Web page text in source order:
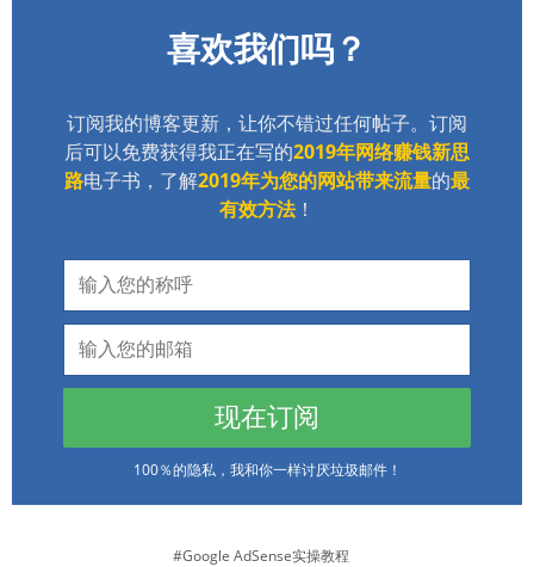
喜欢我们吗？
订阅我的博客更新，让你不错过任何帖子。订阅
后可以免费获得我正在写的2019年网络赚钱新思
路电子书，了解2019年为您的网站带来流量的最
有效方法！
现在订阅
100％的隐私，我和你一样讨厌垃圾邮件！
Google AdSense实操教程